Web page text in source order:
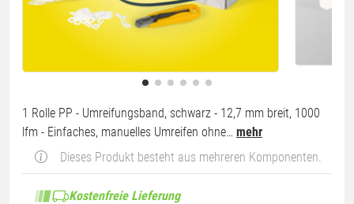
1 Rolle PP - Umreifungsband, schwarz - 12,7 mm breit, 1000
lfm - Einfaches, manuelles Umreifen ohne… mehr
Dieses Produkt besteht aus mehreren Komponenten.
Kostenfreie Lieferung